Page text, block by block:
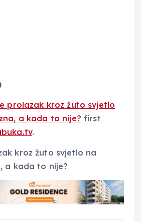
prolazak kroz žuto svjetlo
a kada to nije? first
.